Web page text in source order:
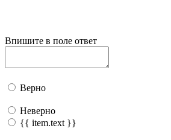
Впишите в поле ответ
Верно
Неверно
{{ item.text }}